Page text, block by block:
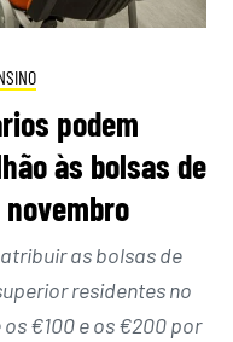
podem
às bolsas de
as bolsas de
residentes no
€100 e os €200 por